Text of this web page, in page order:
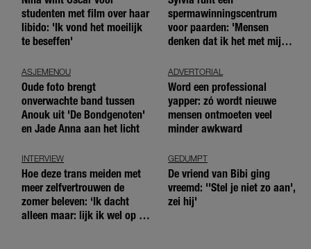
studenten met film over haar
libido: 'Ik vond het moeilijk
te beseffen'
spermawinningscentrum
voor paarden: 'Mensen
denken dat ik het met mijn
ASJEMENOU
Oude foto brengt
onverwachte band tussen
Anouk uit 'De Bondgenoten'
en Jade Anna aan het licht
ADVERTORIAL
Word een professional
yapper: zó wordt nieuwe
mensen ontmoeten veel
minder awkward
INTERVIEW
Hoe deze trans meiden met
meer zelfvertrouwen de
zomer beleven: ‘Ik dacht
alleen maar: lijk ik wel op de
GEDUMPT
De vriend van Bibi ging
vreemd: ''Stel je niet zo aan',
zei hij'